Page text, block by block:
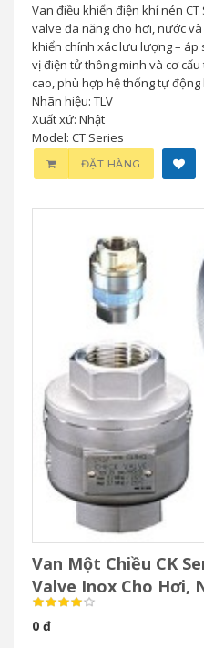
Van điều khiển điện khí nén
valve đa năng cho hơi, nước
khiển chính xác lưu lượng – áp
vị điện tử thông minh và cơ
cao, phù hợp hệ thống tự động
Nhãn hiệu: TLV
Xuất xứ: Nhật
Model: CT Series
ĐẶT HÀNG
Van Một Chiều CK
Valve Inox Cho Hơi,
0 đ